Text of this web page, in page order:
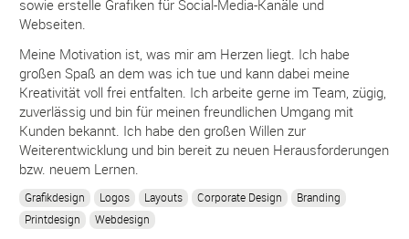
sowie erstelle Grafiken für Social-Media-Kanäle und
Webseiten.
Meine Motivation ist, was mir am Herzen liegt. Ich habe
großen Spaß an dem was ich tue und kann dabei meine
Kreativität voll frei entfalten. Ich arbeite gerne im Team, zügig,
zuverlässig und bin für meinen freundlichen Umgang mit
Kunden bekannt. Ich habe den großen Willen zur
Weiterentwicklung und bin bereit zu neuen Herausforderungen
bzw. neuem Lernen.
Grafikdesign Logos Layouts Corporate Design
Branding
Printdesign
Webdesign